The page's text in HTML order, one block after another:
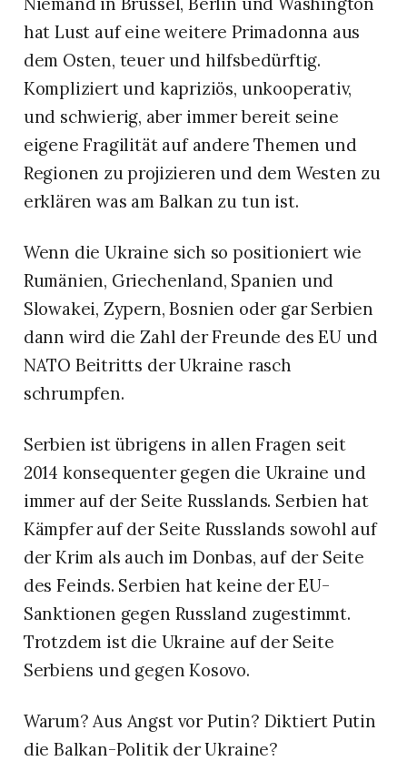
hat Lust auf eine weitere Primadonna aus
dem Osten, teuer und hilfsbedürftig.
Kompliziert und kapriziös, unkooperativ,
und schwierig, aber immer bereit seine
eigene Fragilität auf andere Themen und
Regionen zu projizieren und dem Westen zu
erklären was am Balkan zu tun ist.
Wenn die Ukraine sich so positioniert wie
Rumänien, Griechenland, Spanien und
Slowakei, Zypern, Bosnien oder gar Serbien
dann wird die Zahl der Freunde des EU und
NATO Beitritts der Ukraine rasch
schrumpfen.
Serbien ist übrigens in allen Fragen seit
2014 konsequenter gegen die Ukraine und
immer auf der Seite Russlands. Serbien hat
Kämpfer auf der Seite Russlands sowohl auf
der Krim als auch im Donbas, auf der Seite
des Feinds. Serbien hat keine der EU-
Sanktionen gegen Russland zugestimmt.
Trotzdem ist die Ukraine auf der Seite
Serbiens und gegen Kosovo.
Warum? Aus Angst vor Putin? Diktiert Putin
die Balkan-Politik der Ukraine?